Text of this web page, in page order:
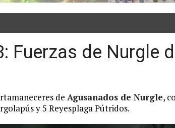
Fuerzas de Nurgle
de Agusanados de Nurgle,
y 5 Reyesplaga Pútridos.